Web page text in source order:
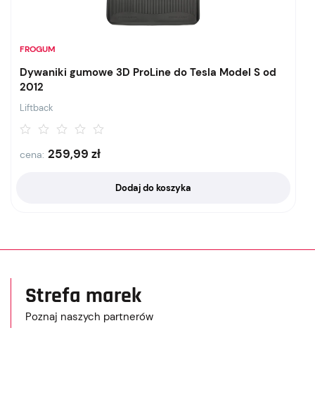
FROGUM
Dywaniki gumowe 3D ProLine do Tesla Model S od
2012
Liftback
cena: 259,99 zł
Dodaj do koszyka
Strefa marek
Poznaj naszych partnerów